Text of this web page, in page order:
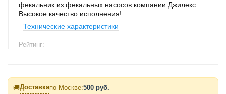
фекальник из фекальных насосов компании Джилекс.
Высокое качество исполнения!
Технические характеристики
Рейтинг:
🚚Доставкапо Москве:500 руб.